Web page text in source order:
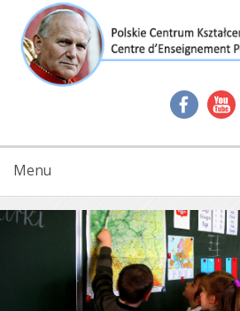
Menu